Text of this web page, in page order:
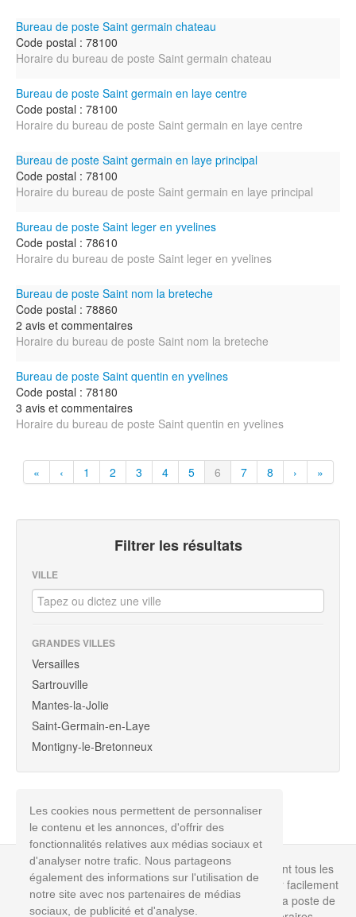
Les cookies nous permettent de personnaliser
le contenu et les annonces, d'offrir des
fonctionnalités relatives aux médias sociaux et
d'analyser notre trafic. Nous partageons
également des informations sur l'utilisation de
notre site avec nos partenaires de médias
sociaux, de publicité et d'analyse.
Bureau de poste Saint germain chateau
Code postal : 78100
Horaire du bureau de poste Saint germain chateau
Bureau de poste Saint germain en laye centre
Code postal : 78100
Horaire du bureau de poste Saint germain en laye centre
Bureau de poste Saint germain en laye principal
Code postal : 78100
Horaire du bureau de poste Saint germain en laye principal
Bureau de poste Saint leger en yvelines
Code postal : 78610
Horaire du bureau de poste Saint leger en yvelines
Bureau de poste Saint nom la breteche
Code postal : 78860
2 avis et commentaires
Horaire du bureau de poste Saint nom la breteche
Bureau de poste Saint quentin en yvelines
Code postal : 78180
3 avis et commentaires
Horaire du bureau de poste Saint quentin en yvelines
« ‹ 1 2 3 4 5 6 7 8 › »
Filtrer les résultats
VILLE
GRANDES VILLES
Versailles
Sartrouville
Mantes-la-Jolie
Saint-Germain-en-Laye
Montigny-le-Bretonneux
Info-poste.biz est un annuaire non officiel répertoriant tous les
bureaux de poste en France permettant de retrouver facilement
toutes les informations dont vous avez besoin pour la poste de